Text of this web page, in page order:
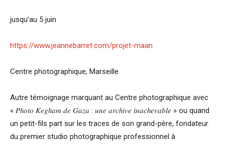
jusqu’au 5 juin
https://www.jeannebarret.com/projet-maan
Centre photographique, Marseille
Autre témoignage marquant au Centre photographique avec
« 𝑃ℎ𝑜𝑡𝑜 𝐾𝑒𝑔ℎ𝑎𝑚 𝑑𝑒 𝐺𝑎𝑧𝑎 : 𝑢𝑛𝑒 𝑎𝑟𝑐ℎ𝑖𝑣𝑒 𝑖𝑛𝑎𝑐ℎ𝑒𝑣𝑎𝑏𝑙𝑒 » ou quand
un petit-fils part sur les traces de son grand-père, fondateur
du premier studio photographique professionnel à